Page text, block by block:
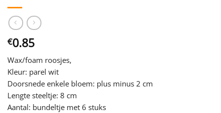
€0.85
Wax/foam roosjes,
Kleur: parel wit
Doorsnede enkele bloem: plus minus 2 cm
Lengte steeltje: 8 cm
Aantal: bundeltje met 6 stuks